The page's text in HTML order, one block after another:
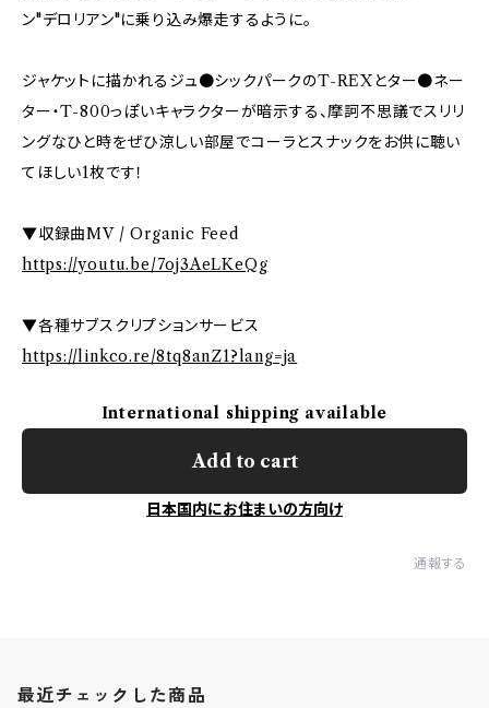
ン"デロリアン"に乗り込み爆走するように。
ジャケットに描かれるジュ●シックパークのT-REXとター●ネー
ター・T-800っぽいキャラクターが暗示する、摩訶不思議でスリリ
ングなひと時をぜひ涼しい部屋でコーラとスナックをお供に聴い
てほしい1枚です！
▼収録曲MV / Organic Feed
https://youtu.be/7oj3AeLKeQg
▼各種サブスクリプションサービス
https://linkco.re/8tq8anZ1?lang=ja
International shipping available
Add to cart
日本国内にお住まいの方向け
通報する
最近チェックした商品